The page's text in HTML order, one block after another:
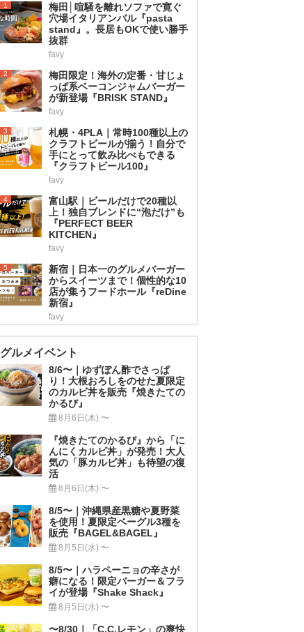
1
梅田│喧騒を離れソファで寛ぐ
穴場イタリアンバル『pasta
stand』。長居もOKで使い勝手
抜群
favy
2
梅田限定！海外の定番・甘じょ
っぱ系ベーコンジャムバーガー
が新登場『BRISK STAND』
favy
3
札幌・4PLA｜常時100種以上の
クラフトビールが揃う！自分で
手にとって飲み比べもできる
『クラフトビール100』
favy
4
富山駅｜ビールだけで20種以
上！独自ブレンドに“泡だけ”も
『PERFECT BEER
KITCHEN』
favy
5
新宿｜日本一のグルメバーガー
からスイーツまで！個性的な10
店が集うフードホール『reDine
新宿』
favy
グルメイベント
8/6〜｜ゆずぽん酢でさっぱ
り！大根おろしをのせた夏限定
のカルビ丼を販売『焼きたての
かるび』
8月6日(木) 〜
『焼きたてのかるび』から「に
んにくカルビ丼」が発売！大人
気の「豚カルビ丼」も待望の復
活
8月6日(木) 〜
8/5〜｜沖縄県産黒糖や夏野菜
を使用！夏限定ベーグル3種を
販売『BAGEL&BAGEL』
8月5日(水) 〜
8/5〜｜ハラペーニョの辛さが
癖になる！限定バーガー＆フラ
イが登場『Shake Shack』
8月5日(水) 〜
〜8/30｜「C.C.レモン」の爽快